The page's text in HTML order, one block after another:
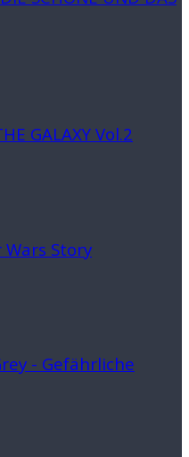
GALAXY Vol.2
Wars Story
- Gefährliche